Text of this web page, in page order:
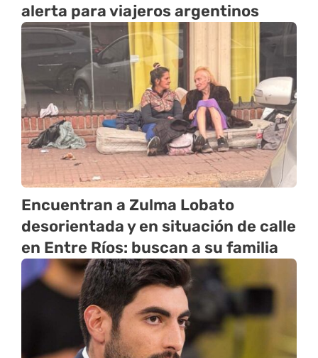
alerta para viajeros argentinos
Encuentran a Zulma Lobato
desorientada y en situación de calle
en Entre Ríos: buscan a su familia